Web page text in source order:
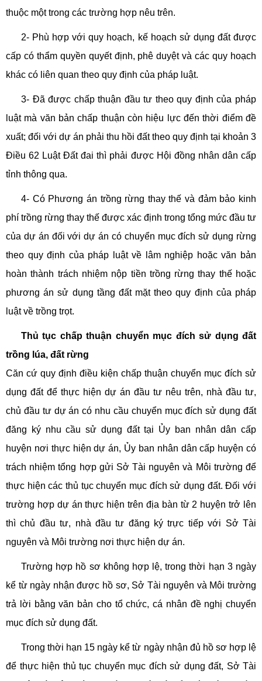
thuộc một trong các trường hợp nêu trên.
2- Phù hợp với quy hoạch, kế hoạch sử dụng đất được
cấp có thẩm quyền quyết định, phê duyệt và các quy hoạch
khác có liên quan theo quy định của pháp luật.
3- Đã được chấp thuận đầu tư theo quy định của pháp
luật mà văn bản chấp thuận còn hiệu lực đến thời điểm đề
xuất; đối với dự án phải thu hồi đất theo quy định tại khoản 3
Điều 62 Luật Đất đai thì phải được Hội đồng nhân dân cấp
tỉnh thông qua.
4- Có Phương án trồng rừng thay thế và đảm bảo kinh
phí trồng rừng thay thế được xác định trong tổng mức đầu tư
của dự án đối với dự án có chuyển mục đích sử dụng rừng
theo quy định của pháp luật về lâm nghiệp hoặc văn bản
hoàn thành trách nhiệm nộp tiền trồng rừng thay thế hoặc
phương án sử dụng tầng đất mặt theo quy định của pháp
luật về trồng trọt.
Thủ tục chấp thuận chuyển mục đích sử dụng đất
trồng lúa, đất rừng
Căn cứ quy định điều kiện chấp thuận chuyển mục đích sử
dụng đất để thực hiện dự án đầu tư nêu trên, nhà đầu tư,
chủ đầu tư dự án có nhu cầu chuyển mục đích sử dụng đất
đăng ký nhu cầu sử dụng đất tại Ủy ban nhân dân cấp
huyện nơi thực hiện dự án, Ủy ban nhân dân cấp huyện có
trách nhiệm tổng hợp gửi Sở Tài nguyên và Môi trường để
thực hiện các thủ tục chuyển mục đích sử dụng đất. Đối với
trường hợp dự án thực hiện trên địa bàn từ 2 huyện trở lên
thì chủ đầu tư, nhà đầu tư đăng ký trực tiếp với Sở Tài
nguyên và Môi trường nơi thực hiện dự án.
Trường hợp hồ sơ không hợp lệ, trong thời hạn 3 ngày
kể từ ngày nhận được hồ sơ, Sở Tài nguyên và Môi trường
trả lời bằng văn bản cho tổ chức, cá nhân đề nghị chuyển
mục đích sử dụng đất.
Trong thời hạn 15 ngày kể từ ngày nhận đủ hồ sơ hợp lệ
để thực hiện thủ tục chuyển mục đích sử dụng đất, Sở Tài